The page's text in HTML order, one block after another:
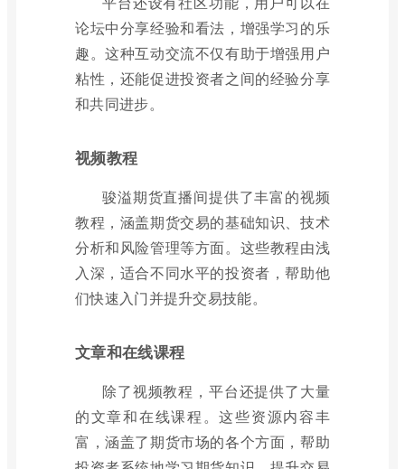
论坛中分享经验和看法，增强学习的乐
趣。这种互动交流不仅有助于增强用户
粘性，还能促进投资者之间的经验分享
和共同进步。
视频教程
骏溢期货直播间提供了丰富的视频
教程，涵盖期货交易的基础知识、技术
分析和风险管理等方面。这些教程由浅
入深，适合不同水平的投资者，帮助他
们快速入门并提升交易技能。
文章和在线课程
除了视频教程，平台还提供了大量
的文章和在线课程。这些资源内容丰
富，涵盖了期货市场的各个方面，帮助